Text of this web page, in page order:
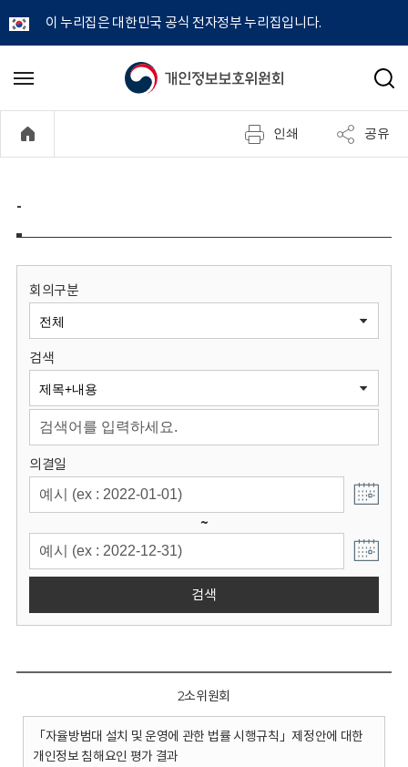
이 누리집은 대한민국 공식 전자정부 누리집입니다.
개
정
보
원
회
메
기
검
인쇄 공유
-
회의구분
검색
의결일
~
검색
2소위원회
「자율방범대 설치 및 운영에 관한 법률 시행규칙」제정안에 대한
개인정보 침해요인 평가 결과